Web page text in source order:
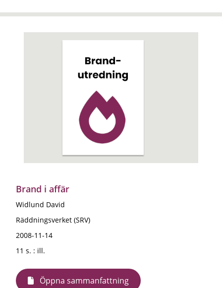
Brand i affär
Widlund David
Räddningsverket (SRV)
2008-11-14
11 s. : ill.
Öppna sammanfattning